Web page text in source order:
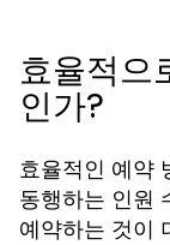
효율적으
인가?
효율적인 예약
동행하는 인원
예약하는 것이